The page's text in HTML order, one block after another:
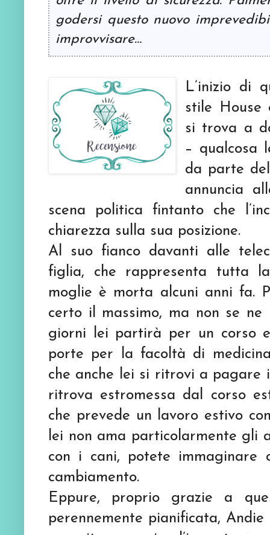
godersi questo nuovo
improvvisare…
L’inizio di
stile House
si trova a
– qualcosa
da parte
annuncia
scena politica fintanto che
chiarezza sulla sua posizione.
Al suo fianco davanti alle
figlia, che rappresenta tutta
moglie è morta alcuni anni fa.
certo il massimo, ma non se
giorni lei partirà per un corso
porte per la facoltà di
che anche lei si ritrovi a pagare
ritrova estromessa dal corso
che prevede un lavoro estivo
lei non ama particolarmente gli
con i cani, potete immaginare
cambiamento.
Eppure, proprio grazie a
perennemente pianificata,